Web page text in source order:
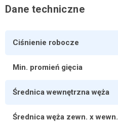
Dane techniczne
Ciśnienie robocze
Min. promień gięcia
Średnica wewnętrzna węża
Średnica węża zewn. x wewn.